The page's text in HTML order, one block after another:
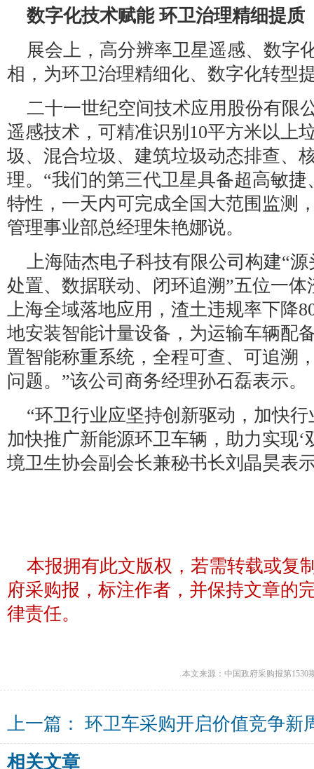
数字化技术赋能 环卫治理精细提质
展会上，高分辨率卫星遥感、数字
相，为环卫治理精细化、数字化转型
二十一世纪空间技术应用股份有限
遥感技术，可精准识别10平方米以上
圾、混合垃圾、建筑垃圾动态排查、
理。“我们的第三代卫星具备超高敏
特性，一天内可完成全国大范围监测
管理事业部总经理朱艳娜说。
上海陆杰电子科技有限公司构建“
处置、数据联动、闭环追溯”五位一
上海全域落地应用，渣土违规率下降
地安装智能计量设备，为运输车辆配
置智能称重系统，全程可查、可追溯
问题。”该公司商务经理孙石磊表示。
“环卫行业应坚持创新驱动，加快
加快推广新能源环卫车辆，助力实现‘
境卫生协会副会长兼秘书长刘晶昊表
本报拥有此文版权，若需转载或复
府采购报，标注作者，并保持文章的
律责任。
本文来源：中国政府采购报第1530
上一篇： 环卫车采购开启价值竞争新
相关文章